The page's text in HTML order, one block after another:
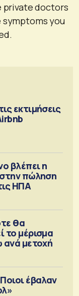
private doctors
symptoms you
εκτιμήσεις
βλέπει η
πώληση
ΗΠΑ
θα
το μέρισμα
μετοχή
έβαλαν